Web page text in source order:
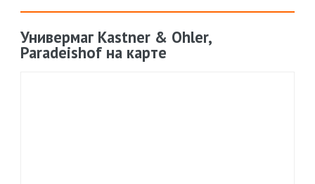
Универмаг Kastner & Ohler,
Paradeishof на карте